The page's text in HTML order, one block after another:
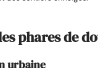
phares de
urbaine